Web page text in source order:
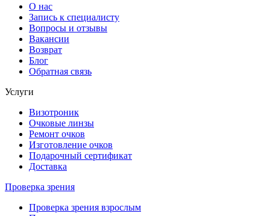
О нас
Запись к специалисту
Вопросы и отзывы
Вакансии
Возврат
Блог
Обратная связь
Услуги
Визотроник
Очковые линзы
Ремонт очков
Изготовление очков
Подарочный сертификат
Доставка
Проверка зрения
Проверка зрения взрослым